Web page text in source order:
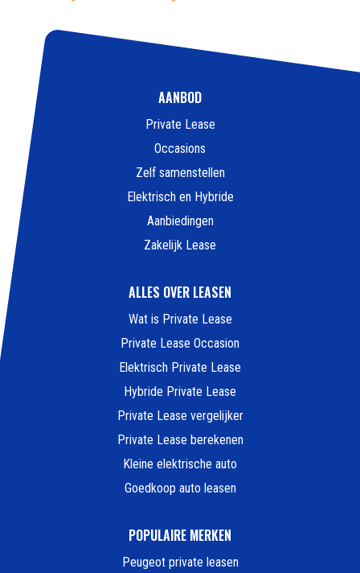
AANBOD
Private Lease
Occasions
Zelf samenstellen
Elektrisch en Hybride
Aanbiedingen
Zakelijk Lease
ALLES OVER LEASEN
Wat is Private Lease
Private Lease Occasion
Elektrisch Private Lease
Hybride Private Lease
Private Lease vergelijker
Private Lease berekenen
Kleine elektrische auto
Goedkoop auto leasen
POPULAIRE MERKEN
Peugeot private leasen